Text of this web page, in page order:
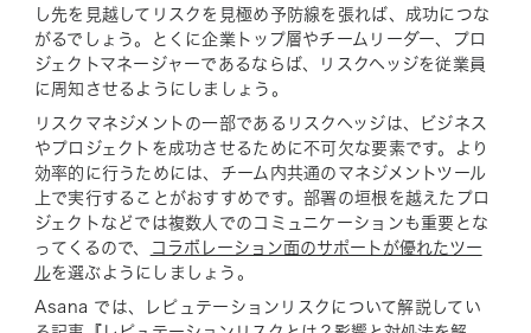
し先を見越してリスクを見極め予防線を張れば、成功につな
がるでしょう。とくに企業トップ層やチームリーダー、プロ
ジェクトマネージャーであるならば、リスクヘッジを従業員
に周知させるようにしましょう。
リスクマネジメントの一部であるリスクヘッジは、ビジネス
やプロジェクトを成功させるために不可欠な要素です。より
効率的に行うためには、チーム内共通のマネジメントツール
上で実行することがおすすめです。部署の垣根を越えたプロ
ジェクトなどでは複数人でのコミュニケーションも重要とな
ってくるので、
コラボレーション面のサポートが優れたツー
ルを選ぶようにしましょう。
Asana では、レピュテーションリスクについて解説してい